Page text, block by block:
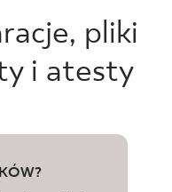
pliki
i atesty